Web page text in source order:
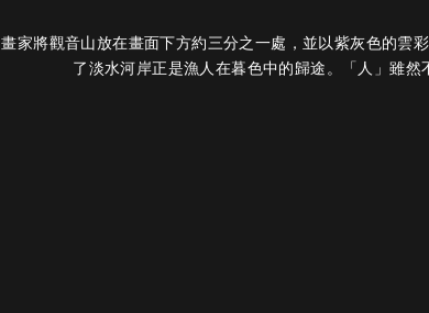
畫家將觀音山放在畫面下方約三分之一處，並以紫灰色的雲
了淡水河岸正是漁人在暮色中的歸途。「人」雖然